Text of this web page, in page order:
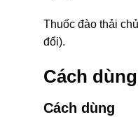
Thuốc đào thải
đổi).
Cách
Cách dùng